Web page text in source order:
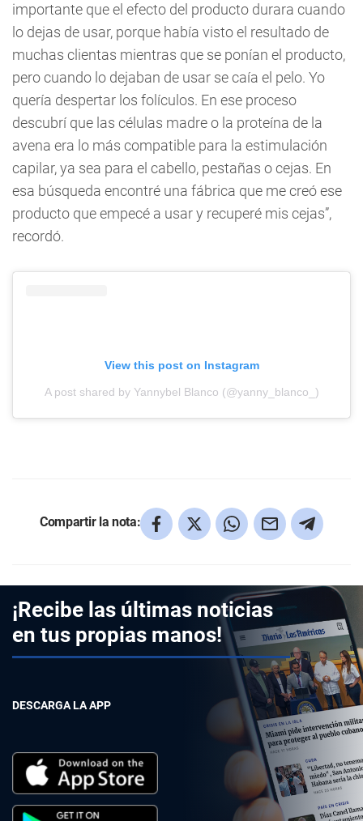
importante que el efecto del producto durara cuando
lo dejas de usar, porque había visto el resultado de
muchas clientas mientras que se ponían el producto,
pero cuando lo dejaban de usar se caía el pelo. Yo
quería despertar los folículos. En ese proceso
descubrí que las células madre o la proteína de la
avena era lo más compatible para la estimulación
capilar, ya sea para el cabello, pestañas o cejas. En
esa búsqueda encontré una fábrica que me creó ese
producto que empecé a usar y recuperé mis cejas”,
recordó.
View this post on Instagram
A post shared by Yannybel Blanco (@yanny_blanco_)
Compartir la nota:
¡Recibe las últimas noticias
en tus propias manos!
DESCARGA LA APP